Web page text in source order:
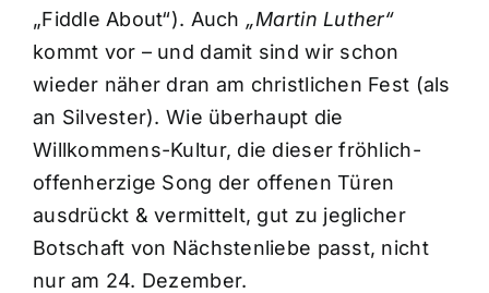
„Fiddle About“). Auch „Martin Luther“
kommt vor – und damit sind wir schon
wieder näher dran am christlichen Fest (als
an Silvester). Wie überhaupt die
Willkommens-Kultur, die dieser fröhlich-
offenherzige Song der offenen Türen
ausdrückt & vermittelt, gut zu jeglicher
Botschaft von Nächstenliebe passt, nicht
nur am 24. Dezember.